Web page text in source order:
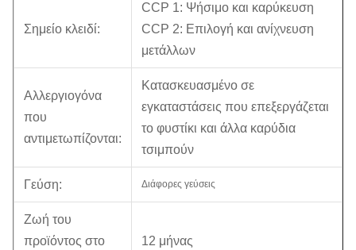
Σημείο κλειδί:
CCP 1: Ψήσιμο και καρύκευση
CCP 2: Επιλογή και ανίχνευση
μετάλλων
Αλλεργιογόνα
που
αντιμετωπίζονται:
Κατασκευασμένο σε
εγκαταστάσεις που επεξεργάζεται
το φυστίκι και άλλα καρύδια
τσιμπούν
Γεύση: Διάφορες γεύσεις
Ζωή του
προϊόντος στο
12 μήνας